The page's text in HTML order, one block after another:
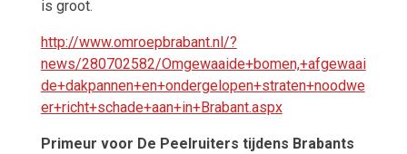
is groot.
http://www.omroepbrabant.nl/?
news/280702582/Omgewaaide+bomen,+afgewaai
de+dakpannen+en+ondergelopen+straten+noodwe
er+richt+schade+aan+in+Brabant.aspx
Primeur voor De Peelruiters tijdens Brabants